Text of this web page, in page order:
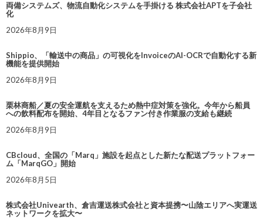
両備システムズ、物流自動化システムを手掛ける 株式会社APTを子会社
化
2026年8月9日
Shippio、「輸送中の商品」の可視化をInvoiceのAI-OCRで自動化する新
機能を提供開始
2026年8月9日
栗林商船／夏の安全運航を支えるため熱中症対策を強化。今年から船員
への飲料配布を開始、4年目となるファン付き作業服の支給も継続
2026年8月9日
CBcloud、全国の「Marq」施設を起点とした新たな配送プラットフォー
ム「MarqGO」開始
2026年8月5日
株式会社Univearth、倉吉運送株式会社と資本提携〜山陰エリアへ実運送
ネットワークを拡大〜